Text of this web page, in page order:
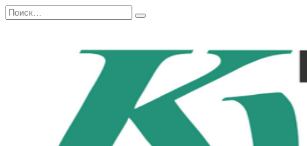
Перейти
к
Search
for: